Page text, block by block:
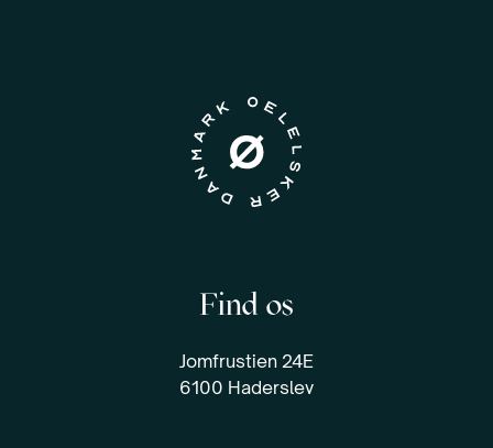
Find os
Jomfrustien 24E
6100 Haderslev